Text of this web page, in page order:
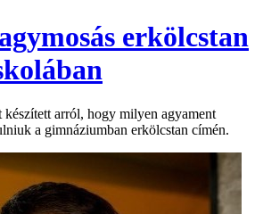
erkölcstan
készített arról, hogy milyen agyament
a gimnáziumban erkölcstan címén.